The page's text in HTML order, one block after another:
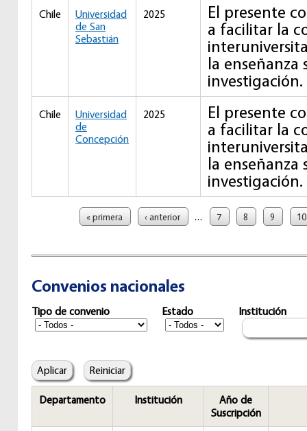
Chile
Universidad
de San
Sebastián
2025
El presente
a facilitar la
la enseñanza
investigación.
Chile
Universidad
de
Concepción
2025
El presente
a facilitar la
la enseñanza
investigación.
Páginas« primera ‹ anterior … 7 8 9 10
Convenios nacionales
Tipo de convenio Estado Institución
Departamento Institución
Año de
Suscripción